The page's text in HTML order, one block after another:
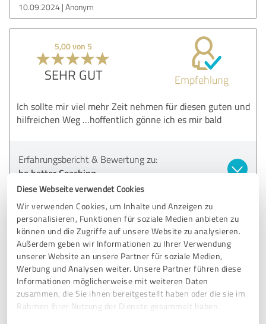
Diese Webseite verwendet Cookies
Wir verwenden Cookies, um Inhalte und Anzeigen zu
personalisieren, Funktionen für soziale Medien anbieten zu
können und die Zugriffe auf unsere Website zu analysieren.
Außerdem geben wir Informationen zu Ihrer Verwendung
unserer Website an unsere Partner für soziale Medien,
Werbung und Analysen weiter. Unsere Partner führen diese
Informationen möglicherweise mit weiteren Daten
zusammen, die Sie ihnen bereitgestellt haben oder die sie im
Rahmen Ihrer Nutzung der Dienste gesammelt haben.
10.09.2024 Anonym
5,00 von 5
SEHR GUT Empfehlung
Ich sollte mir viel mehr Zeit nehmen für diesen guten und
hilfreichen Weg …hoffentlich gönne ich es mir bald
Erfahrungsbericht & Bewertung zu:
be better Coaching
08.09.2024 Anonym
5,00 von 5
SEHR GUT Empfehlung
Liebe Kerstin,